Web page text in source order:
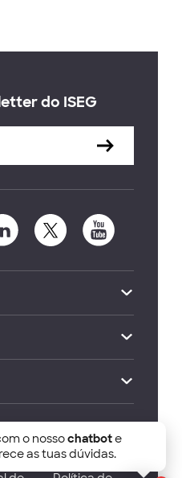
do ISEG
School of Economics
o nossochatbote
as tuas dúvidas.